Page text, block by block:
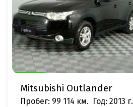
Mitsubishi Outlander
Пробег: 99 114 км. Год: 2013 г.